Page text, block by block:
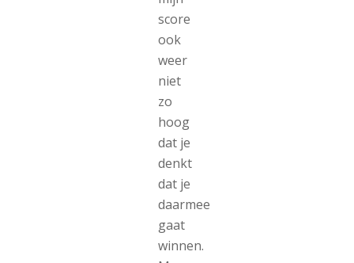
score
ook
weer
niet
zo
hoog
dat je
denkt
dat je
daarmee
gaat
winnen.